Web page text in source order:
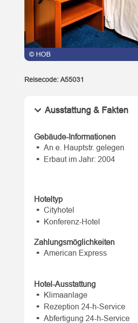
© HOB
Reisecode:A55031
Ausstattung & Fakten
Gebäude-Informationen
An e. Hauptstr. gelegen
Erbaut im Jahr: 2004
Hoteltyp
Cityhotel
Konferenz-Hotel
Zahlungsmöglichkeiten
American Express
Hotel-Ausstattung
Klimaanlage
Rezeption 24-h-Service
Abfertigung 24-h-Service